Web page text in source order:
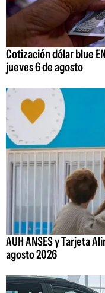
Cotización dólar blue
jueves 6 de agosto
AUH ANSES y Tarjeta
agosto 2026